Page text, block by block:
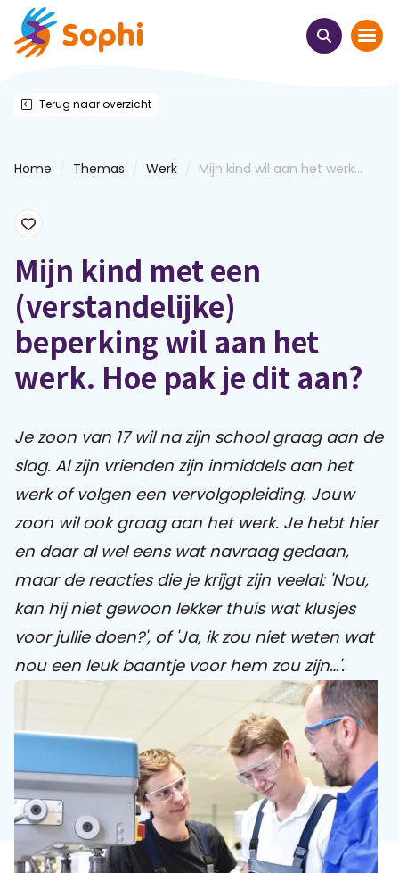
Thema's
Webinars
E-learnings
Themabijeenkomsten
Praat mee
Clientdossier Wiki
Mijn
Sophi
Over
Contact
Terug naar overzicht
Home Themas Werk Mijn kind wil aan het werk...
Mijn kind met een
(verstandelijke)
beperking wil aan het
werk. Hoe pak je dit aan?
Je zoon van 17 wil na zijn school graag aan de
slag. Al zijn vrienden zijn inmiddels aan het
werk of volgen een vervolgopleiding. Jouw
zoon wil ook graag aan het werk. Je hebt hier
en daar al wel eens wat navraag gedaan,
maar de reacties die je krijgt zijn veelal: 'Nou,
kan hij niet gewoon lekker thuis wat klusjes
voor jullie doen?', of 'Ja, ik zou niet weten wat
nou een leuk baantje voor hem zou zijn…'.